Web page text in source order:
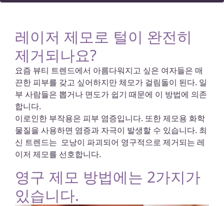
레이저 제모로 털이 완전히
제거되나요?
요즘 뷰티 트렌드에서 아름다워지고 싶은 여자들은 매
끈한 피부를 갖고 싶어하지만 체모가 걸림돌이 된다. 일
부 사람들은 뽑거나 면도가 쉽기 때문에 이 방법에 의존
합니다.
이로인한 부작용은 피부 염증입니다. 또한 제모용 화학
물질을 사용하면 염증과 자극이 발생할 수 있습니다. 최
신 트렌드는 모낭이 파괴되어 영구적으로 제거되는 레
이저 제모를 선호합니다.
영구 제모 방법에는 2가지가
있습니다.